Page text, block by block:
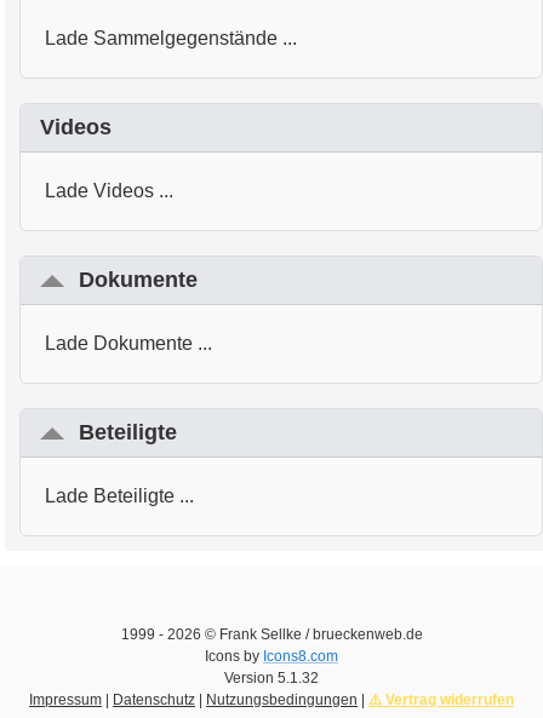
Lade Sammelgegenstände ...
Videos
Lade Videos ...
Dokumente
Lade Dokumente ...
Beteiligte
Lade Beteiligte ...
1999 - 2026 © Frank Sellke / brueckenweb.de
Icons by Icons8.com
Version 5.1.32
Impressum
Datenschutz Nutzungsbedingungen ⚠️ Vertrag widerrufen